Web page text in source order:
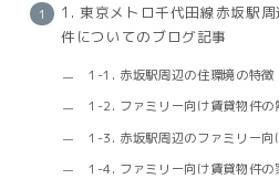
1. 東京メトロ千代田線赤坂駅
件についてのブログ記事
1-1. 赤坂駅周辺の住環境の特徴
1-2. ファミリー向け賃貸物件の
1-3. 赤坂駅周辺のファミリー向
1-4. ファミリー向け賃貸物件の